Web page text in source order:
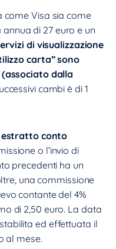
come Visa sia come
di 27 euro e un
di visualizzazione
carta” sono
dalla
cambi è di 1
estratto conto
o l’invio di
precedenti ha un
una commissione
contante del 4%
di 2,50 euro. La data
ed effettuata il
al mese.